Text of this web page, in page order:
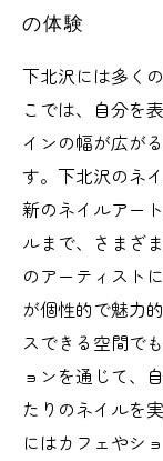
の体験
下北沢には多く
こでは、自分を
インの幅が広が
す。下北沢のネ
新のネイルアー
ルまで、さまざ
のアーティスト
が個性的で魅力
スできる空間で
ョンを通じて、
たりのネイルを
にはカフェやシ